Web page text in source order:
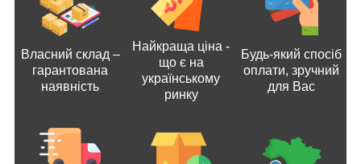
Власний склад –
гарантована
наявність
Найкраща ціна -
що є на
українському
ринку
Будь-який спосіб
оплати, зручний
для Вас